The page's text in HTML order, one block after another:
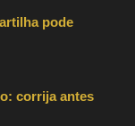
pode
corrija antes